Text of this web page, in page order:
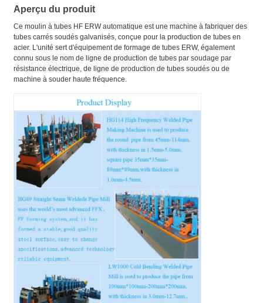
Aperçu du produit
Ce moulin à tubes HF ERW automatique est une machine à fabriquer des
tubes carrés soudés galvanisés, conçue pour la production de tubes en
acier. L'unité sert d'équipement de formage de tubes ERW, également
connu sous le nom de ligne de production de tubes par soudage par
résistance électrique, de ligne de production de tubes soudés ou de
machine à souder haute fréquence.